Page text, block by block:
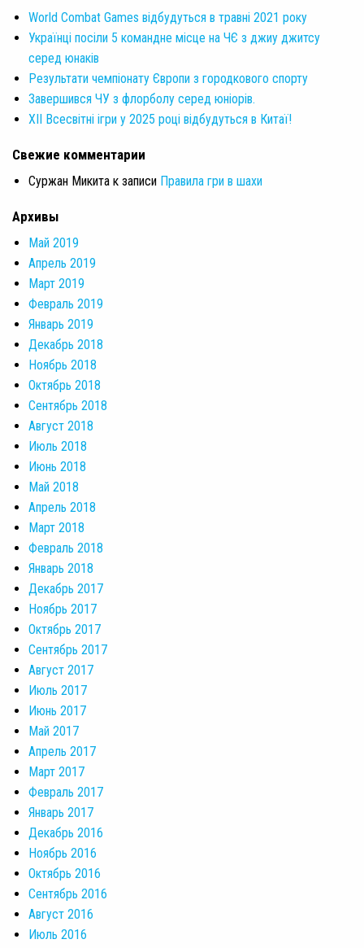
World Combat Games відбудуться в травні 2021 року
Українці посіли 5 командне місце на ЧЄ з джиу джитсу
серед юнаків
Результати чемпіонату Європи з городкового спорту
Завершився ЧУ з флорболу серед юніорів.
XII Всесвітні ігри у 2025 році відбудуться в Китаї!
Свежие комментарии
Суржан Микита к записи Правила гри в шахи
Архивы
Май 2019
Апрель 2019
Март 2019
Февраль 2019
Январь 2019
Декабрь 2018
Ноябрь 2018
Октябрь 2018
Сентябрь 2018
Август 2018
Июль 2018
Июнь 2018
Май 2018
Апрель 2018
Март 2018
Февраль 2018
Январь 2018
Декабрь 2017
Ноябрь 2017
Октябрь 2017
Сентябрь 2017
Август 2017
Июль 2017
Июнь 2017
Май 2017
Апрель 2017
Март 2017
Февраль 2017
Январь 2017
Декабрь 2016
Ноябрь 2016
Октябрь 2016
Сентябрь 2016
Август 2016
Июль 2016